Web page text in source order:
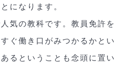
になります。
気の教科です。教員免許を
ぐ働き口がみつかるかとい
るということも念頭に置い